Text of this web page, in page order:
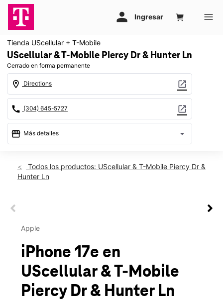
Tienda UScellular + T-Mobile
UScellular & T-Mobile Piercy Dr & Hunter Ln
Cerrado en forma permanente
location_on Directions open_in_new
call (304) 645-5727 open_in_new
storefront Más detalles arrow_drop_down
location_on
250 Piercy Dr Ste 25 Lewisburg, WV 24901
Todos los productos: UScellular & T-Mobile Piercy Dr &
Hunter Ln
This carousel shows one large product image at a time. Use
Apple
iPhone 17e en
UScellular & T-Mobile
Piercy Dr & Hunter Ln